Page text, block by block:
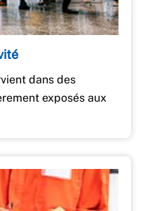
dans des
exposés aux